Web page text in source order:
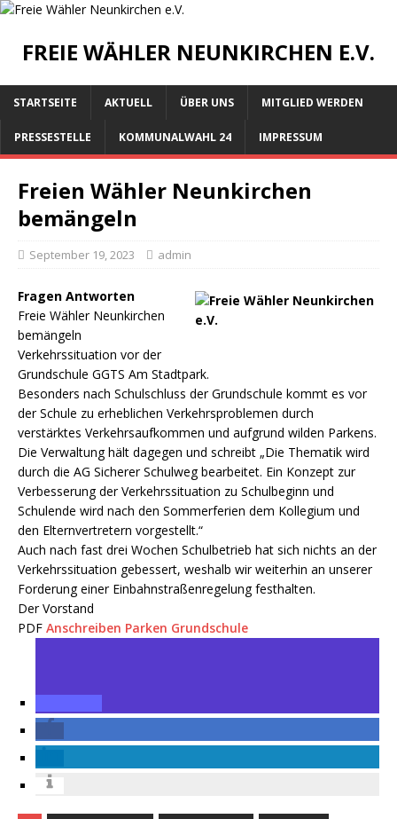
FREIE WÄHLER NEUNKIRCHEN E.V.
STARTSEITE AKTUELL ÜBER UNS MITGLIED WERDEN
PRESSESTELLE KOMMUNALWAHL 24 IMPRESSUM
Freien Wähler Neunkirchen
bemängeln
September 19, 2023 admin
Fragen Antworten
Freie Wähler Neunkirchen
bemängeln
Verkehrssituation vor der
Grundschule GGTS Am Stadtpark.
Besonders nach Schulschluss der Grundschule kommt es vor
der Schule zu erheblichen Verkehrsproblemen durch
verstärktes Verkehrsaufkommen und aufgrund wilden Parkens.
Die Verwaltung hält dagegen und schreibt „Die Thematik wird
durch die AG Sicherer Schulweg bearbeitet. Ein Konzept zur
Verbesserung der Verkehrssituation zu Schulbeginn und
Schulende wird nach den Sommerferien dem Kollegium und
den Elternvertretern vorgestellt.“
Auch nach fast drei Wochen Schulbetrieb hat sich nichts an der
Verkehrssituation gebessert, weshalb wir weiterhin an unserer
Forderung einer Einbahnstraßenregelung festhalten.
Der Vorstand
PDF Anschreiben Parken Grundschule